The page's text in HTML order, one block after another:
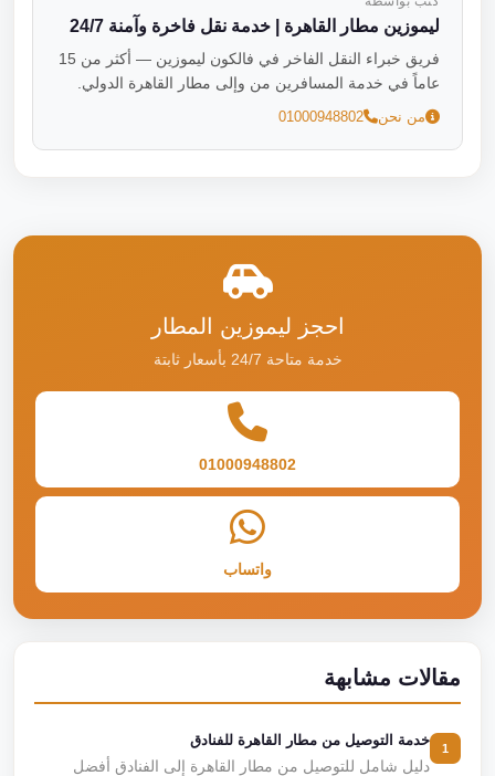
ليموزين مطار القاهرة | خدمة نقل فاخرة وآمنة 24/7
فريق خبراء النقل الفاخر في فالكون ليموزين — أكثر من 15
عاماً في خدمة المسافرين من وإلى مطار القاهرة الدولي.
من نحن 01000948802
احجز ليموزين المطار
خدمة متاحة 24/7 بأسعار ثابتة
01000948802
واتساب
مقالات مشابهة
خدمة التوصيل من مطار القاهرة للفنادق
دليل شامل للتوصيل من مطار القاهرة إلى الفنادق أفضل